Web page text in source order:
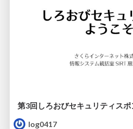
第3回しろおびセキュリティス
log0417